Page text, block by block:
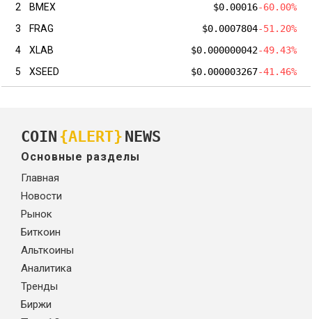
2
BMEX $0.00016-60.00%
3
FRAG $0.0007804-51.20%
4
XLAB $0.000000042-49.43%
5
XSEED $0.000003267-41.46%
COIN {ALERT} NEWS
Основные разделы
Главная
Новости
Рынок
Биткоин
Альткоины
Аналитика
Тренды
Биржи